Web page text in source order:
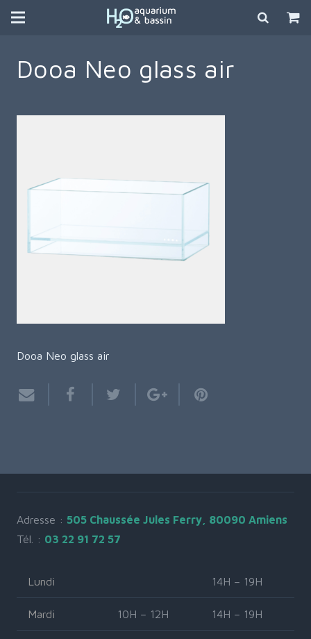
Dooa Neo glass air
Dooa Neo glass air
Adresse : 505 Chaussée Jules Ferry, 80090 Amiens
Tél. : 03 22 91 72 57
Lundi 14H – 19H
Mardi 10H – 12H 14H – 19H